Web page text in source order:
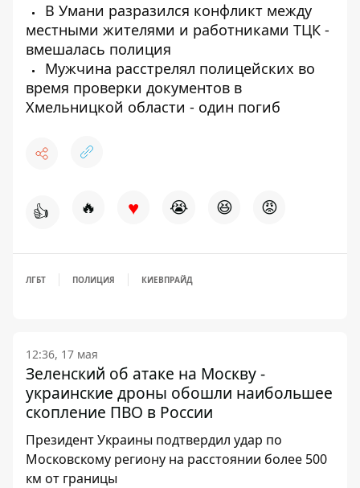
В Умани разразился конфликт между
местными жителями и работниками ТЦК -
вмешалась полиция
Мужчина расстрелял полицейских во
время проверки документов в
Хмельницкой области - один погиб
👍 🔥 ♥ 😭 😆 😡
ЛГБТ ПОЛИЦИЯ КИЕВПРАЙД
12:36, 17 мая
Зеленский об атаке на Москву -
украинские дроны обошли наибольшее
скопление ПВО в России
Президент Украины подтвердил удар по
Московскому региону на расстоянии более 500
км от границы